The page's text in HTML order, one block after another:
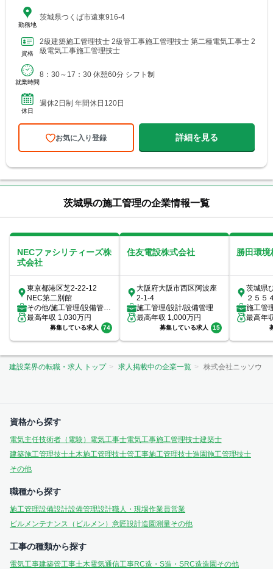
勤務地
茨城県つくば市遠東916-4
資格
2級建築施工管理技士 2級管工事施工管理技士 第二種電気工事士 2
級電気工事施工管理技士
就業時間
8：30～17：30 休憩60分 シフト制
休日
週休2日制 年間休日120日
お気に入り登録 詳細を見る
茨城県の施工管理の企業情報一覧
NECファシリティーズ株
式会社
東京都港区芝2-22-12
NEC第二別館
その他/施工管理/設備管
理/ビルメンテナンス（ビ
ルメン）/...
最高年収 1,030万円
募集している求人 74
住友電設株式会社
大阪府大阪市西区阿波座
2-1-4
施工管理/設計/設備管理
最高年収 1,000万円
募集している求人 15
勝田環
茨城県
２５５
施工管
最高年
建設業界の転職・求人 トップ 求人掲載中の企業一覧 株式会社ニッソウ
資格から探す
電気主任技術者（電験） 電気工事士電気工事施工管理技士建築士
建築施工管理技士土木施工管理技士管工事施工管理技士造園施工管理技士
その他
職種から探す
施工管理設備設計設備管理設計職人・現場作業員営業
ビルメンテナンス（ビルメン） 意匠設計造園測量その他
工事の種類から探す
電気工事建築管工事土木電気通信工事RC造・S造・SRC造造園 その他